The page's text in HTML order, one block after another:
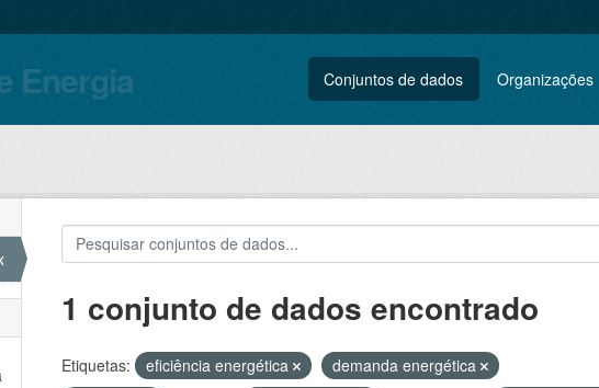
Energia Conjuntos de dados Organizações
1 conjunto de dados encontrado
Etiquetas: eficiência energética
demanda energética